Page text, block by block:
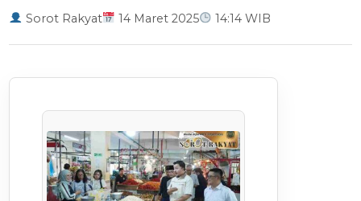
Sorot Rakyat 14 Maret 2025 14:14 WIB